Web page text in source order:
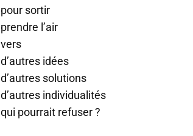
pour sortir
prendre l’air
vers
d’autres idées
d’autres solutions
d’autres individualités
qui pourrait refuser ?